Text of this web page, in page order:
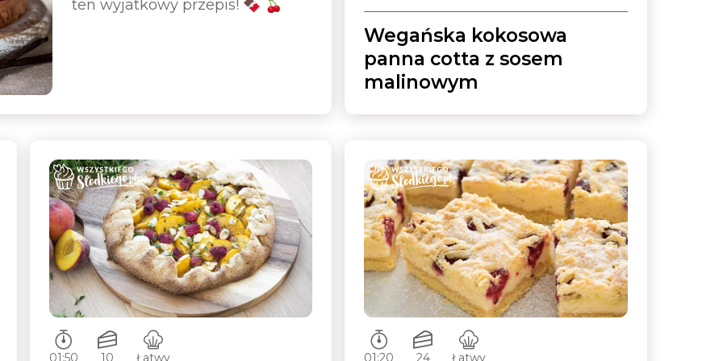
ten wyjatkowy przepis! 🍫 🍒
Wegańska kokosowa
panna cotta z sosem
malinowym
Czas przygotowywania:
01:50
Ilość porcji:
10
Poziom trudności:
Łatwy
Czas przygotowywania:
01:20
Ilość porcji:
24
Poziom trudności:
Łatwy